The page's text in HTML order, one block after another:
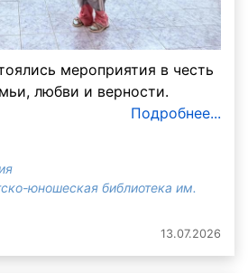
мероприятия в честь
любви и верности.
Подробнее...
юношеская библиотека им.
13.07.2026